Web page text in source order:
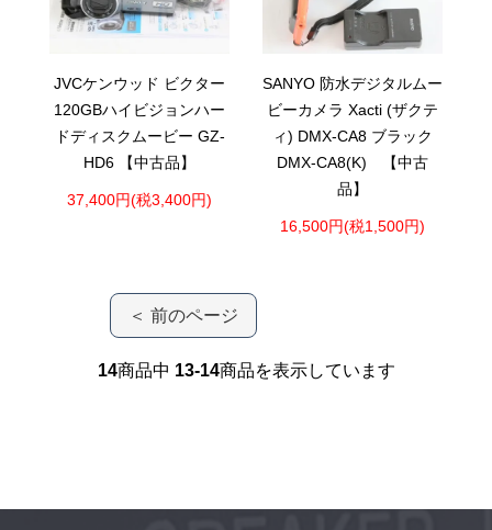
JVCケンウッド ビクター
120GBハイビジョンハー
ドディスクムービー GZ-
HD6 【中古品】
37,400円(税3,400円)
SANYO 防水デジタルムー
ビーカメラ Xacti (ザクテ
ィ) DMX-CA8 ブラック
DMX-CA8(K) 【中古
品】
16,500円(税1,500円)
＜ 前のページ
14商品中 13-14商品を表示しています